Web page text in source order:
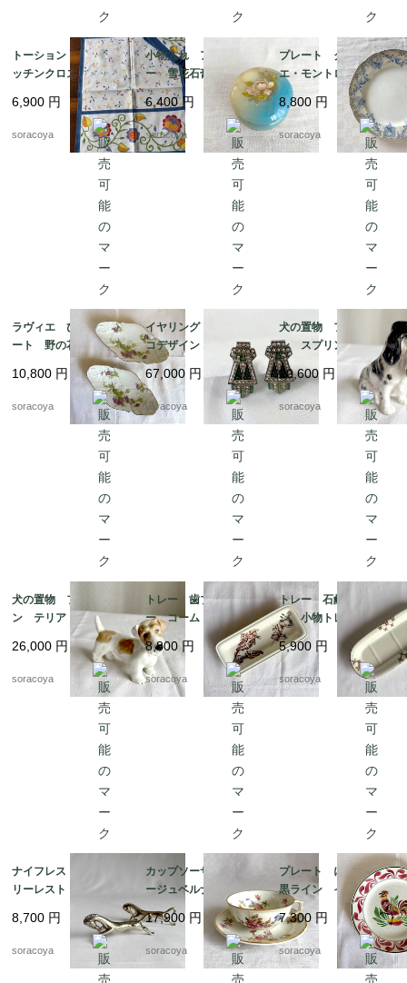
トーション ２枚組 キ
ッチンクロス テーブ
ルマット イタリア
製 レトロ カラフル
ヴィンテージ 12clem
6,900 円
soracoya
小物入れ アラバスタ
ー 雪花石膏 イタリ
ア製 天然石 花プリ
ント
6,400円
soracoya
プレート クレイユ・
エ・モントロー 平皿 蔦
レリーフ デザート
19twm84-2
8,800円
soracoya
ラヴィエ ひし形プレ
ート 野の花 オード
ブル プチガトー お
やつおつまみ 2枚セッ
10,800 円
soracoya
イヤリング アールデ
コデザイン エメラルド
グリーン エナメル加
工 12acen27
67,000 円
soracoya
犬の置物 フィギュリ
ン スプリンガースパ
ニエルとキジ 猟犬
ロイヤルドルトン 19
otm43-2
20,600 円
soracoya
犬の置物 フィギュリ
ン テリア 陶器製
ロイヤルドックス 19
otm43
26,000 円
soracoya
トレー 歯ブラシトレ
ー コームトレー 細
長陶器皿 植物画 ボ
タニカル 19otm25
8,800円
soracoya
トレー 石鹸 歯ブラ
シ 小物トレー オン
ナング窯 19twm8-2
5,900 円
soracoya
ナイフレスト カトラ
リーレスト 箸置きに
セット 12twew10
8,700 円
soracoya
カップソーサー リモ
ージュベルナルド フ
ローラル 金彩 ヴィ
ンテージ 12twep3
17,900 円
soracoya
プレート にわとり
黒ライン イエローポ
イント 飾り皿 雄
鶏 リュネビル 19twm
22
7,300 円
soracoya